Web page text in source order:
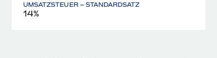
UMSATZSTEUER – STANDARDSATZ
14%